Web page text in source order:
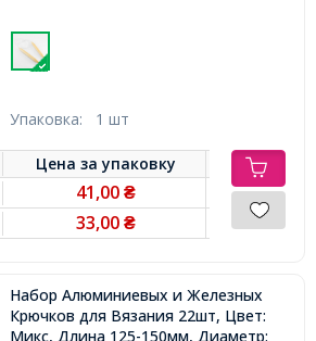
Упаковка: 1 шт
Цена заупаковку
41,00₴
33,00₴
Набор Алюминиевых и Железных
Крючков для Вязания 22шт, Цвет:
Микс, Длина 125-150мм, Диаметр: